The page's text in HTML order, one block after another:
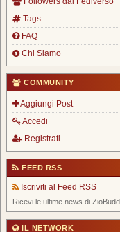
Tags
FAQ
Chi Siamo
COMMUNITY
Aggiungi Post
Accedi
Registrati
FEED RSS
Iscriviti al Feed RSS
Ricevi le ultime news di
IL NETWORK